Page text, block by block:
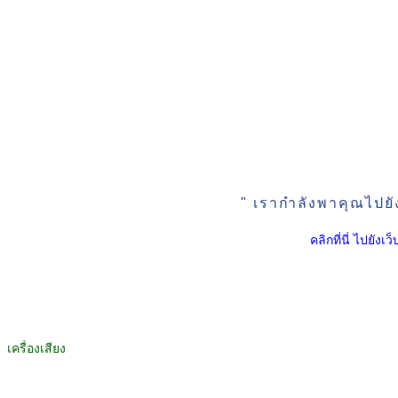
" เรากำลังพาคุณไปยั
คลิกที่นี่ ไปยังเ
เครื่องเสียง